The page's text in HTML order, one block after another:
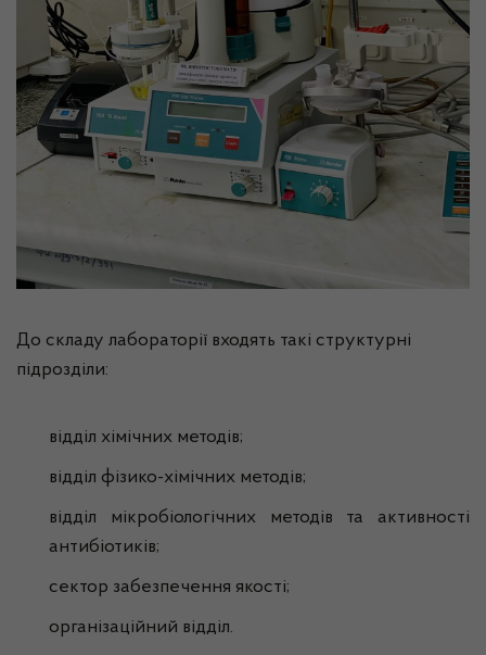
До складу лабораторії входять такі структурні
підрозділи:
відділ хімічних методів;
відділ фізико-хімічних методів;
відділ мікробіологічних методів та активності
антибіотиків;
сектор забезпечення якості;
організаційний відділ.